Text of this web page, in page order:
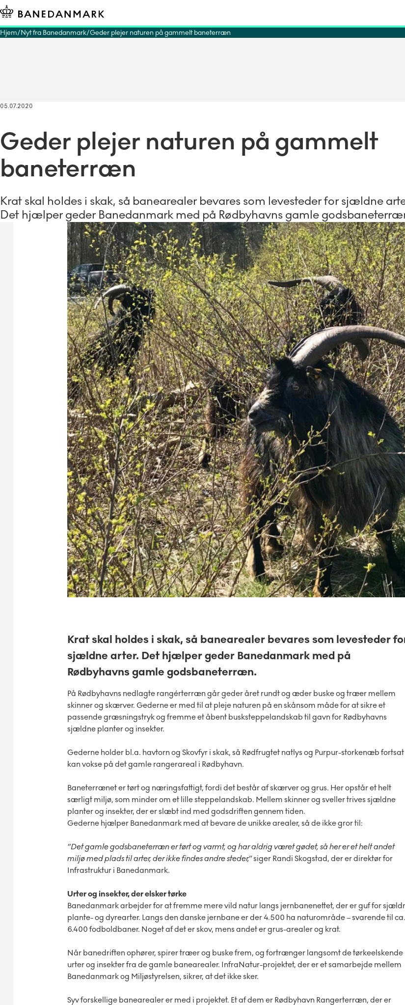
Hjem Nyt fra Banedanmark Geder plejer naturen på gammelt baneterræn
05.07.2020
Geder plejer naturen på gammelt
baneterræn
Krat skal holdes i skak, så banearealer bevares som levesteder for sjældne
Det hjælper geder Banedanmark med på Rødbyhavns gamle
Krat skal holdes i skak, så banearealer bevares som levesteder
sjældne arter. Det hjælper geder Banedanmark med på
Rødbyhavns gamle godsbaneterræn.
På Rødbyhavns nedlagte rangérterræn går geder året rundt og æder buske og træer mellem
skinner og skærver. Gederne er med til at pleje naturen på en skånsom måde for at sikre et
passende græsningstryk og fremme et åbent busksteppelandskab til gavn for Rødbyhavns
sjældne planter og insekter.
Gederne holder bl.a. havtorn og Skovfyr i skak, så Rødfrugtet natlys og Purpur-storkenæb fortsat
kan vokse på det gamle rangerareal i Rødbyhavn.
Baneterrænet er tørt og næringsfattigt, fordi det består af skærver og grus. Her opstår et helt
særligt miljø, som minder om et lille steppelandskab. Mellem skinner og sveller trives sjældne
planter og insekter, der er slæbt ind med godsdriften gennem tiden.
Gederne hjælper Banedanmark med at bevare de unikke arealer, så de ikke gror til:
”Det gamle godsbaneterræn er tørt og varmt, og har aldrig været gødet, så her er et helt andet
miljø med plads til arter, der ikke findes andre steder,”siger Randi Skogstad, der er direktør for
Infrastruktur i Banedanmark.
Urter og insekter, der elsker tørke
Banedanmark arbejder for at fremme mere vild natur langs jernbanenettet, der er guf for
plante- og dyrearter. Langs den danske jernbane er der 4.500 ha naturområde – svarende til ca.
6.400 fodboldbaner. Noget af det er skov, mens andet er grus-arealer og krat.
Når banedriften ophører, spirer træer og buske frem, og fortrænger langsomt de tørkeelskende
urter og insekter fra de gamle banearealer. InfraNatur-projektet, der er et samarbejde mellem
Banedanmark og Miljøstyrelsen, sikrer, at det ikke sker.
Syv forskellige banearealer er med i projektet. Et af dem er Rødbyhavn Rangerterræn, der er